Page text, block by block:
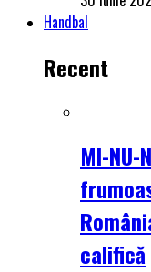
Handbal
Recent
MI-NU-
califică